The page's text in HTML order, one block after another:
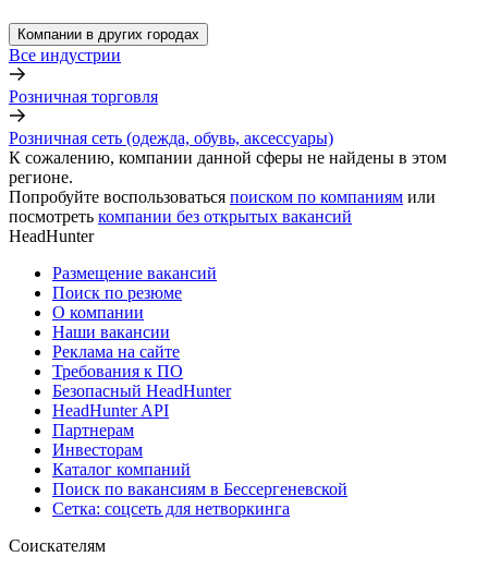
Компании в других городах
Все индустрии
Розничная торговля
Розничная сеть (одежда, обувь, аксессуары)
К сожалению, компании данной сферы не найдены в этом
регионе.
Попробуйте воспользоваться поиском по компаниям или
посмотреть компании без открытых вакансий
HeadHunter
Размещение вакансий
Поиск по резюме
О компании
Наши вакансии
Реклама на сайте
Требования к ПО
Безопасный HeadHunter
HeadHunter API
Партнерам
Инвесторам
Каталог компаний
Поиск по вакансиям в Бессергеневской
Сетка: соцсеть для нетворкинга
Соискателям